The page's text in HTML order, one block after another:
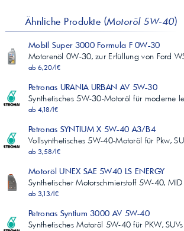
Ähnliche Produkte (Motoröl 5W-40)
Mobil Super 3000 Formula F 0W-30
Motorenöl 0W-30, zur Erfüllung von Ford
ab 6,20/l€
Petronas URANIA URBAN AV 5W-30
Synthetisches 5W-30-Motoröl für moderne
ab 4,18/l€
Petronas SYNTIUM X 5W-40 A3/B4
Vollsynthetisches 5W-40-Motoröl für Pkw,
ab 3,58/l€
Motoröl UNEX SAE 5W40 LS ENERGY
Synthetischer Motorschmierstoff 5W-40,
ab 3,13/l€
Petronas Syntium 3000 AV 5W-40
Synthetisches Motoröl 5W-40 für PKW,